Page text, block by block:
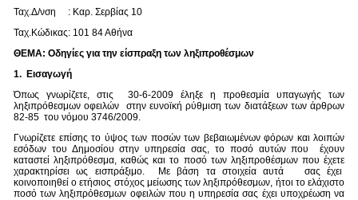
Ταχ.Δ/νση : Καρ. Σερβίας 10
Ταχ.Κώδικας: 101 84 Αθήνα
ΘΕΜΑ: Οδηγίες για την είσπραξη των ληξιπροθέσμων
1. Εισαγωγή
Όπως γνωρίζετε, στις 30-6-2009 έληξε η προθεσμία υπαγωγής των
ληξιπρόθεσμων οφειλών στην ευνοϊκή ρύθμιση των διατάξεων των άρθρων
82-85 του νόμου 3746/2009.
Γνωρίζετε επίσης το ύψος των ποσών των βεβαιωμένων φόρων και λοιπών
εσόδων του Δημοσίου στην υπηρεσία σας, το ποσό αυτών που έχουν
καταστεί ληξιπρόθεσμα, καθώς και το ποσό των ληξιπροθέσμων που έχετε
χαρακτηρίσει ως εισπράξιμο. Με βάση τα στοιχεία αυτά σας έχει
κοινοποιηθεί ο ετήσιος στόχος μείωσης των ληξιπρόθεσμων, ήτοι το ελάχιστο
ποσό των ληξιπρόθεσμων οφειλών που η υπηρεσία σας έχει υποχρέωση να